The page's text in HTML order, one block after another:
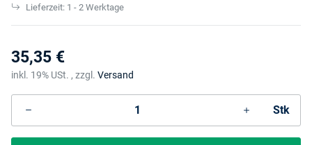
Lieferzeit: 1 - 2 Werktage
35,35 €
inkl. 19% USt. , zzgl. Versand
Stk